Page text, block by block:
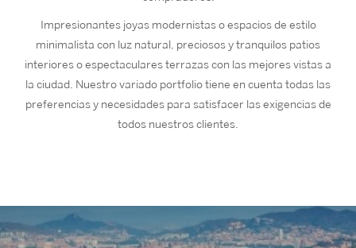
Impresionantes joyas modernistas o espacios de estilo
minimalista con luz natural, preciosos y tranquilos patios
interiores o espectaculares terrazas con las mejores vistas a
la ciudad. Nuestro variado portfolio tiene en cuenta todas las
preferencias y necesidades para satisfacer las exigencias de
todos nuestros clientes.